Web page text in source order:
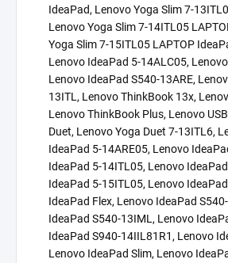
IdeaPad, Lenovo Yoga Slim 7-
Lenovo Yoga Slim 7-14ITL05
Yoga Slim 7-15ITL05 LAPTOP
Lenovo IdeaPad 5-14ALC05,
Lenovo IdeaPad S540-13ARE,
13ITL, Lenovo ThinkBook 13x,
Lenovo ThinkBook Plus, Lenovo
Duet, Lenovo Yoga Duet 7-13ITL6,
IdeaPad 5-14ARE05, Lenovo
IdeaPad 5-14ITL05, Lenovo
IdeaPad 5-15ITL05, Lenovo
IdeaPad Flex, Lenovo IdeaPad
IdeaPad S540-13IML, Lenovo
IdeaPad S940-14IIL81R1, Lenovo
Lenovo IdeaPad Slim, Lenovo